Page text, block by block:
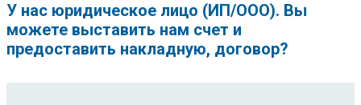
У нас юридическое лицо (ИП/ООО). Вы
можете выставить нам счет и
предоставить накладную, договор?